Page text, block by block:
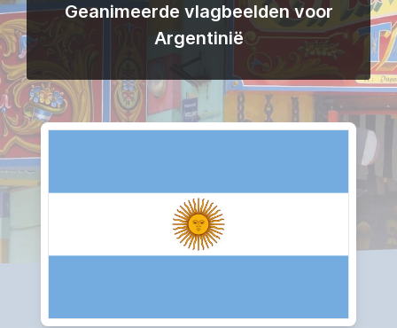
Geanimeerde vlagbeelden voor
Argentinië